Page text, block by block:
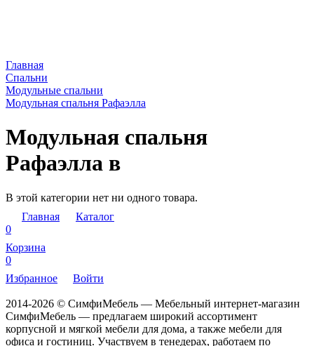
Главная
Cпальни
Модульные спальни
Модульная спальня Рафаэлла
Модульная спальня
Рафаэлла в
В этой категории нет ни одного товара.
Главная
Каталог
0
Корзина
0
Избранное
Войти
2014-2026 © СимфиМебель — Мебельный интернет-магазин
СимфиМебель — предлагаем широкий ассортимент
корпусной и мягкой мебели для дома, а также мебели для
офиса и гостиниц. Участвуем в тенедерах, работаем по